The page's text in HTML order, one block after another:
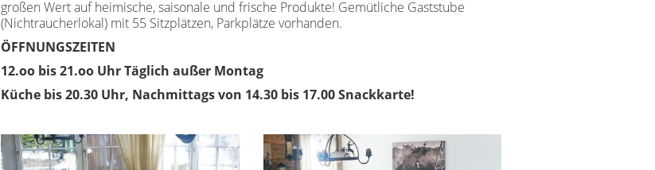
großen Wert auf heimische, saisonale und frische Produkte! Gemütliche Gaststube
(Nichtraucherlokal) mit 55 Sitzplätzen, Parkplätze vorhanden.
ÖFFNUNGSZEITEN
12.oo bis 21.oo Uhr Täglich außer Montag
Küche bis 20.30 Uhr, Nachmittags von 14.30 bis 17.00 Snackkarte!